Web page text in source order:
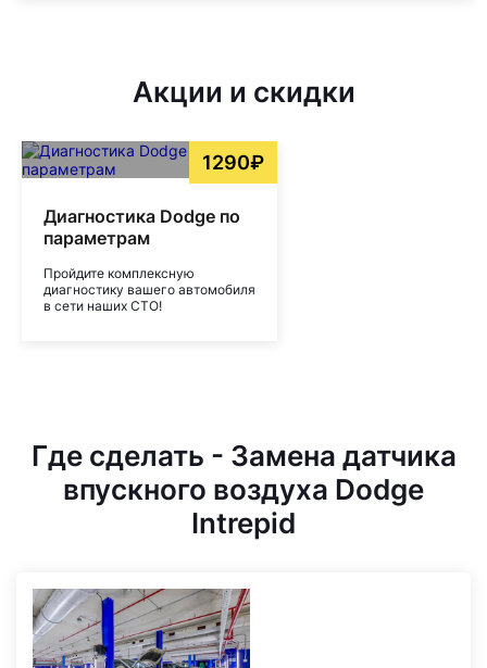
Акции и скидки
1290₽
Диагностика Dodge по
параметрам
Пройдите комплексную
диагностику вашего автомобиля
в сети наших СТО!
Где сделать - Замена датчика
впускного воздуха Dodge
Intrepid